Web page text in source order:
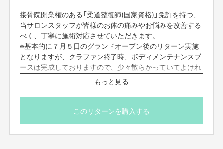
接骨院開業権のある「柔道整復師(国家資格)」免許を持つ、
当サロンスタッフが皆様のお体の痛みやお悩みを改善する
べく、丁寧に施術対応させていただきます。
※基本的に７月５日のグランドオープン後のリターン実施
となりますが、クラファン終了時、ボディメンテナンスブ
ースは完成しておりますので、少々散らかっていてよけれ
ばすぐにご予約いただくことが可能でございます。
※当サロンのボディメンテナンスブース写真(仮)を載せて
おきます。
もっと見る
このリターンを購入する